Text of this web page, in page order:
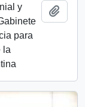
y
para
la